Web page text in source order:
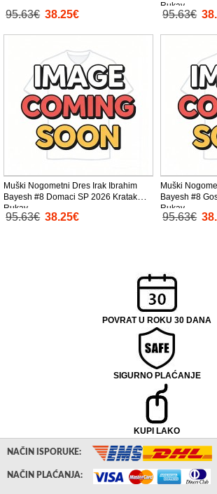
95.63€ 38.25€
Rukav
95.63€
Muški Nogometni Dres Irak Ibrahim
Bayesh #8 Domaci SP 2026 Kratak
Rukav
95.63€ 38.25€
Muški
Bayesh #8
Rukav
95.63€
POVRAT U ROKU 30 DANA
SIGURNO PLAĆANJE
KUPI LAKO
NAČIN ISPORUKE:
NAČIN PLAĆANJA: